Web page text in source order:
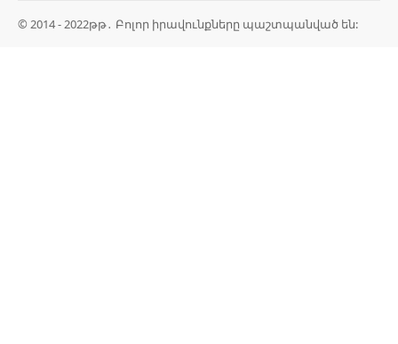
© 2014 - 2022թթ․ Բոլոր իրավունքները պաշտպանված են: